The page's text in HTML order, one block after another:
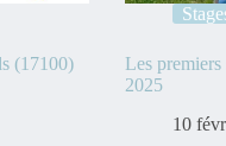
(17100)
Les
2025
10